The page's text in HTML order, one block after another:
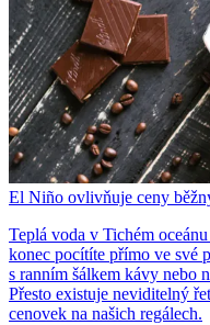
El Niño ovlivňuje ceny
Teplá voda v Tichém
konec pocítíte přímo ve své
s ranním šálkem kávy nebo
Přesto existuje neviditelný
cenovek na našich regálech.